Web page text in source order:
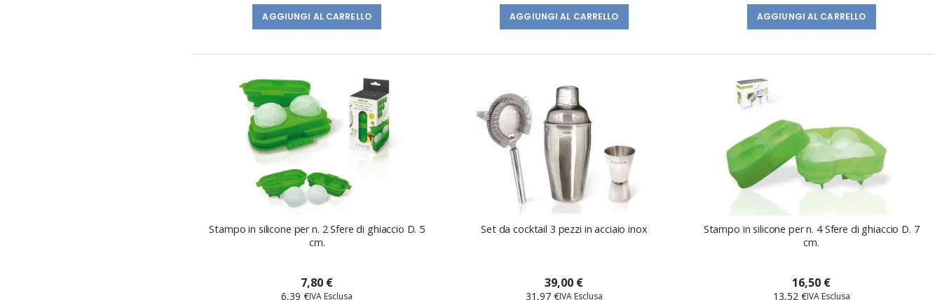
AGGIUNGI AL CARRELLO AGGIUNGI AL CARRELLO AGGIUNGI AL CARRELLO
Stampo in silicone per n. 2 Sfere di ghiaccio D. 5
cm.
7,80 €
6,39 €
Set da cocktail 3 pezzi in acciaio inox
39,00 €
31,97 €
Stampo in silicone per n. 4 Sfere di ghiaccio D. 7
cm.
16,50 €
13,52 €